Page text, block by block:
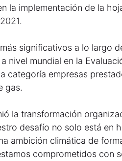
la implementación de la
significativos a lo largo
nivel mundial en la
categoría empresas
gas.
la transformación
desafío no solo está en
ambición climática de
comprometidos con